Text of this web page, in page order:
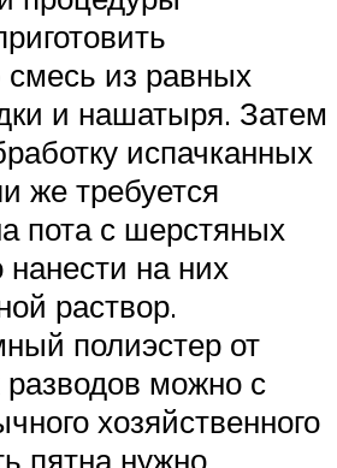
из равных
и нашатыря. Затем
испачканных
же требуется
пота с шерстяных
на них
раствор.
полиэстер от
можно с
хозяйственного
пятна нужно